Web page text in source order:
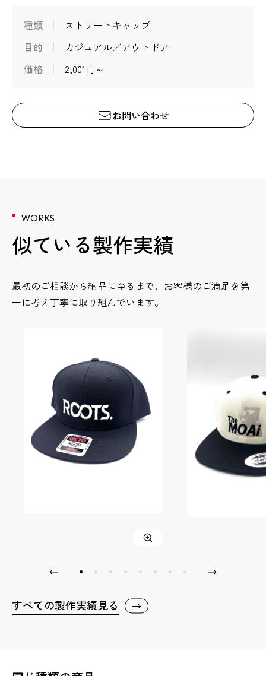
種類
ストリートキャップ
目的
カジュアル
アウトドア
価格
2,001円～
お問い合わせ
WORKS
似ている製作実績
最初のご相談から納品に至るまで、お客様のご満足を第
一に考え丁寧に取り組んでいます。
すべての製作実績見る